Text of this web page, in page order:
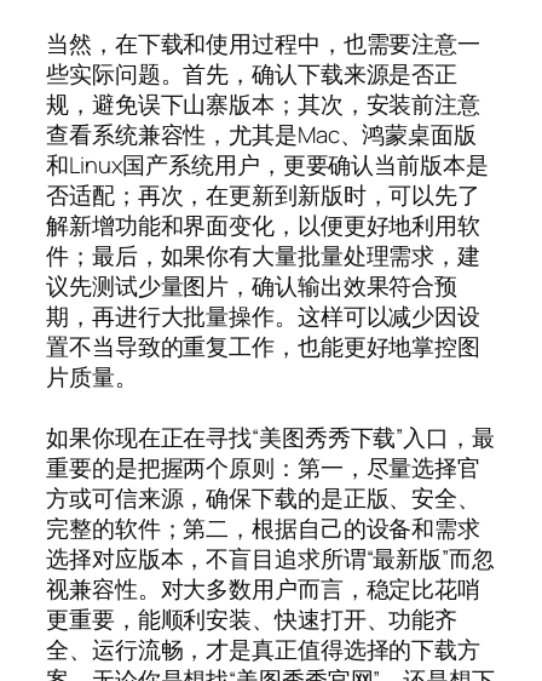
当然，在下载和使用过程中，也需要注意一
些实际问题。首先，确认下载来源是否正
规，避免误下山寨版本；其次，安装前注意
查看系统兼容性，尤其是Mac、鸿蒙桌面版
和Linux国产系统用户，更要确认当前版本是
否适配；再次，在更新到新版时，可以先了
解新增功能和界面变化，以便更好地利用软
件；最后，如果你有大量批量处理需求，建
议先测试少量图片，确认输出效果符合预
期，再进行大批量操作。这样可以减少因设
置不当导致的重复工作，也能更好地掌控图
片质量。
如果你现在正在寻找“美图秀秀下载”入口，最
重要的是把握两个原则：第一，尽量选择官
方或可信来源，确保下载的是正版、安全、
完整的软件；第二，根据自己的设备和需求
选择对应版本，不盲目追求所谓“最新版”而忽
视兼容性。对大多数用户而言，稳定比花哨
更重要，能顺利安装、快速打开、功能齐
全、运行流畅，才是真正值得选择的下载方